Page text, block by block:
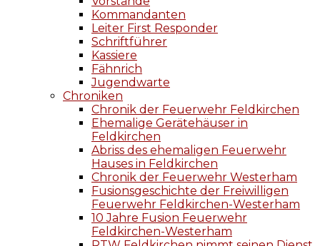
Kommandanten
Leiter First Responder
Schriftführer
Kassiere
Fähnrich
Jugendwarte
Chroniken
Chronik der Feuerwehr Feldkirchen
Ehemalige Gerätehäuser in
Feldkirchen
Abriss des ehemaligen Feuerwehr
Hauses in Feldkirchen
Chronik der Feuerwehr Westerham
Fusionsgeschichte der Freiwilligen
Feuerwehr Feldkirchen-Westerham
10 Jahre Fusion Feuerwehr
Feldkirchen-Westerham